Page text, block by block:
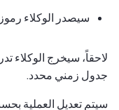
سيصدر الوكلاء
جدول زمني محدد.
سيتم تعديل العملية